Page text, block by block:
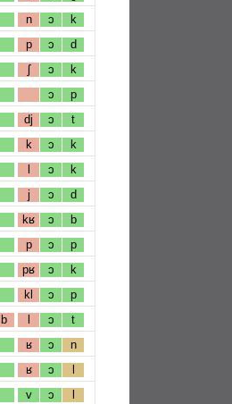
n ɔ k
p ɔ d
ʃ ɔ k
ɔ p
dj ɔ t
k ɔ k
l ɔ k
j ɔ d
kʁ ɔ b
p ɔ p
pʁ ɔ k
kl ɔ p
b l ɔ t
ʁ ɔ n
ʁ ɔ l
v ɔ l